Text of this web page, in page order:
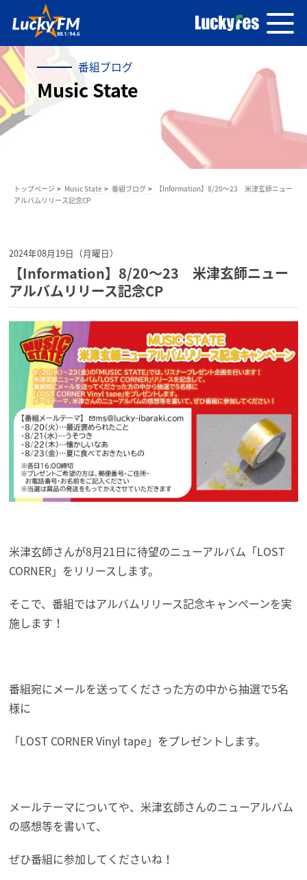
番組ブログ
Music State
トップページ Music State 番組ブログ
【Information】8/20～23 米津玄師ニュー
アルバムリリース記念CP
2024年08月19日（月曜日）
【Information】8/20～23 米津玄師ニュー
アルバムリリース記念CP
米津玄師さんが8月21日に待望のニューアルバム「LOST
CORNER」をリリースします。
そこで、番組ではアルバムリリース記念キャンペーンを実
施します！
番組宛にメールを送ってくださった方の中から抽選で5名
様に
「LOST CORNER Vinyl tape」をプレゼントします。
メールテーマについてや、米津玄師さんのニューアルバム
の感想等を書いて、
ぜひ番組に参加してくださいね！